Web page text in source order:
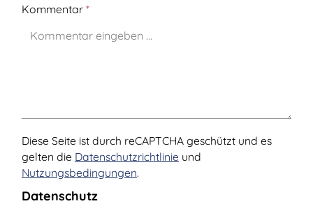
Kommentar *
Diese Seite ist durch reCAPTCHA geschützt und es
gelten die Datenschutzrichtlinie und
Nutzungsbedingungen.
Datenschutz